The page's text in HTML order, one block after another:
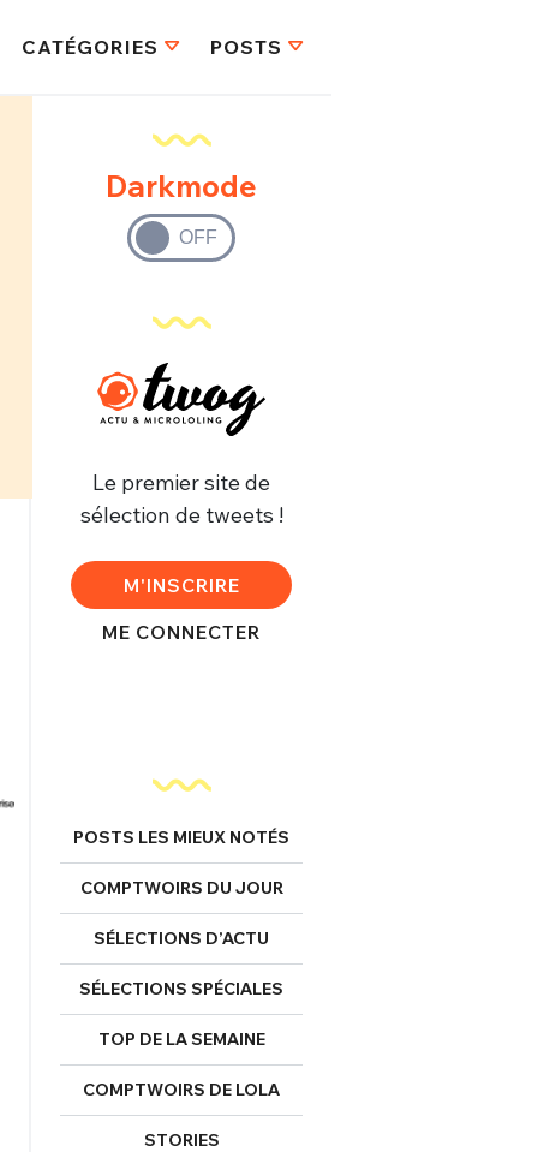
CATÉGORIES POSTS
Darkmode
Le premier site de
sélection de tweets !
M'INSCRIRE
ME CONNECTER
POSTS LES MIEUX NOTÉS
COMPTWOIRS DU JOUR
SÉLECTIONS D’ACTU
SÉLECTIONS SPÉCIALES
TOP DE LA SEMAINE
COMPTWOIRS DE LOLA
STORIES